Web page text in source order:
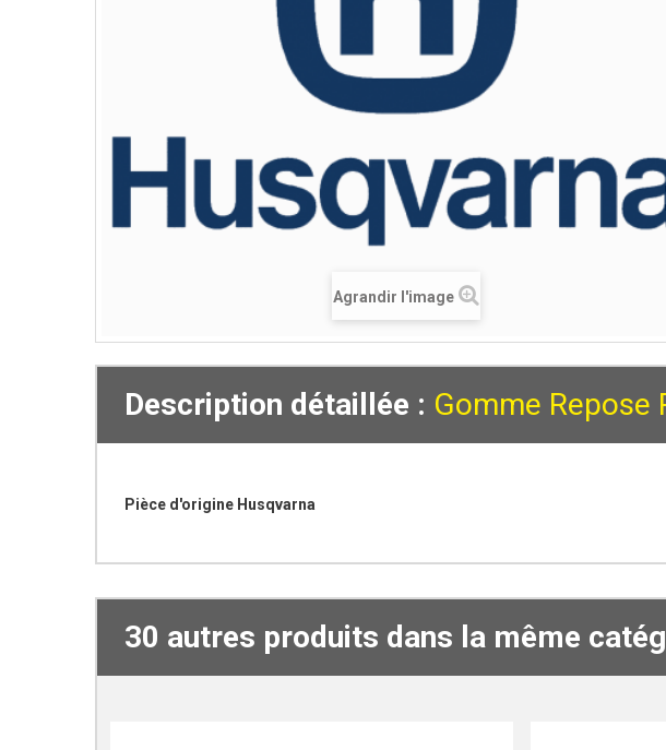
Agrandir l'image
Description détaillée : Gomme Repose
Pièce d'origine Husqvarna
30 autres produits dans la même